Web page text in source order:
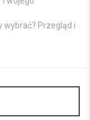
wybrać? Przegląd i